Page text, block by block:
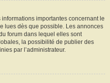
importantes concernant le
lues dès que possible. Les annonces
forum dans lequel elles sont
la possibilité de publier des
par l’administrateur.